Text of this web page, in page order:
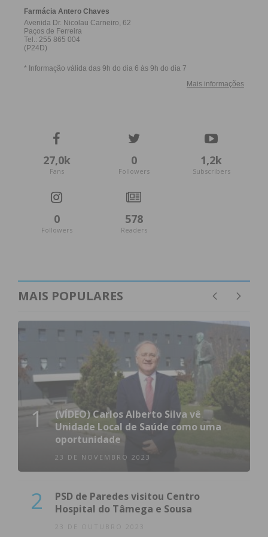
27,0k
Fans
0
Followers
1,2k
Subscribers
0
Followers
578
Readers
MAIS POPULARES
1
(VÍDEO) Carlos Alberto Silva vê
Unidade Local de Saúde como uma
oportunidade
23 DE NOVEMBRO 2023
2
PSD de Paredes visitou Centro
Hospital do Tâmega e Sousa
23 DE OUTUBRO 2023